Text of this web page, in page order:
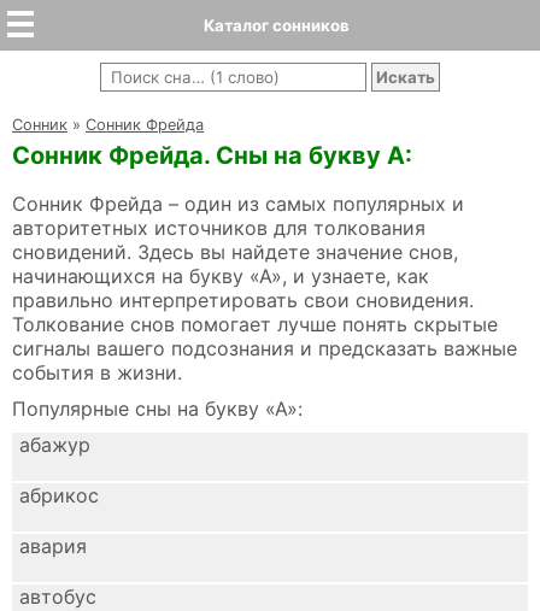
Каталог сонников
Cонник » Сонник Фрейда
Сонник Фрейда. Сны на букву А:
Сонник Фрейда – один из самых популярных и
авторитетных источников для толкования
сновидений. Здесь вы найдете значение снов,
начинающихся на букву «А», и узнаете, как
правильно интерпретировать свои сновидения.
Толкование снов помогает лучше понять скрытые
сигналы вашего подсознания и предсказать важные
события в жизни.
Популярные сны на букву «А»:
абажур
абрикос
авария
автобус